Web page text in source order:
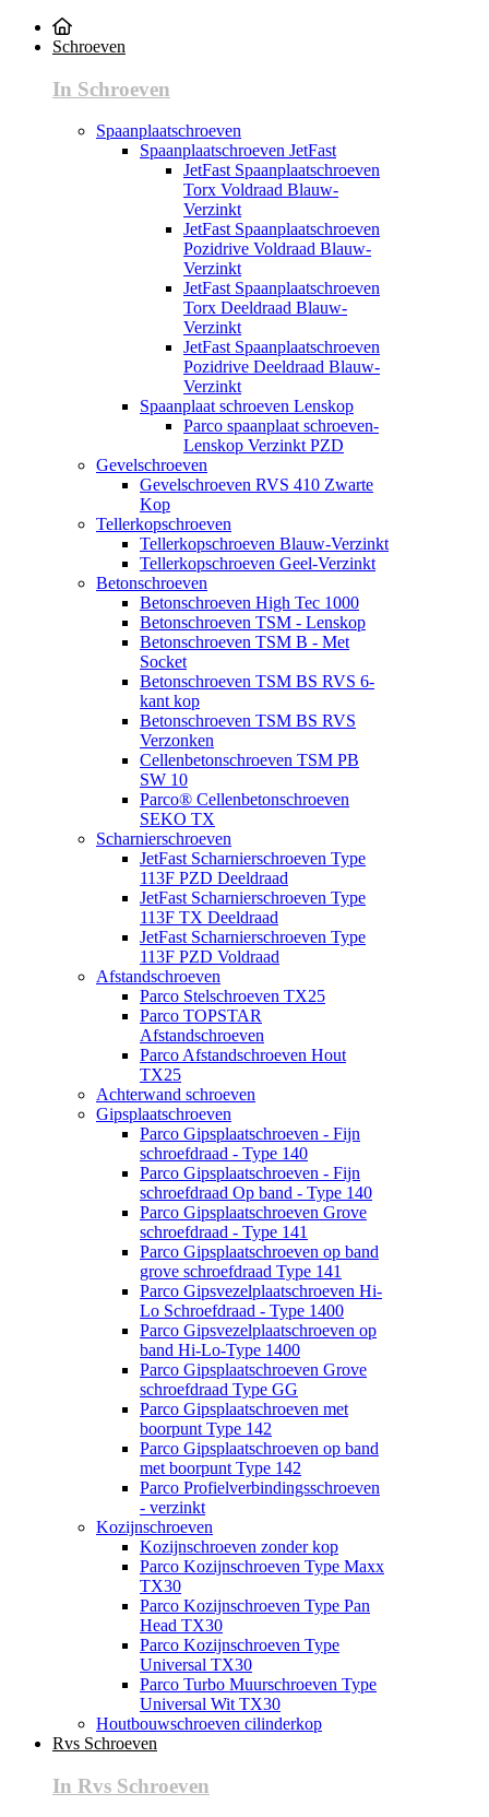
Schroeven
In Schroeven
Spaanplaatschroeven
Spaanplaatschroeven JetFast
JetFast Spaanplaatschroeven
Torx Voldraad Blauw-
Verzinkt
JetFast Spaanplaatschroeven
Pozidrive Voldraad Blauw-
Verzinkt
JetFast Spaanplaatschroeven
Torx Deeldraad Blauw-
Verzinkt
JetFast Spaanplaatschroeven
Pozidrive Deeldraad Blauw-
Verzinkt
Spaanplaat schroeven Lenskop
Parco spaanplaat schroeven-
Lenskop Verzinkt PZD
Gevelschroeven
Gevelschroeven RVS 410 Zwarte
Kop
Tellerkopschroeven
Tellerkopschroeven Blauw-Verzinkt
Tellerkopschroeven Geel-Verzinkt
Betonschroeven
Betonschroeven High Tec 1000
Betonschroeven TSM - Lenskop
Betonschroeven TSM B - Met
Socket
Betonschroeven TSM BS RVS 6-
kant kop
Betonschroeven TSM BS RVS
Verzonken
Cellenbetonschroeven TSM PB
SW 10
Parco® Cellenbetonschroeven
SEKO TX
Scharnierschroeven
JetFast Scharnierschroeven Type
113F PZD Deeldraad
JetFast Scharnierschroeven Type
113F TX Deeldraad
JetFast Scharnierschroeven Type
113F PZD Voldraad
Afstandschroeven
Parco Stelschroeven TX25
Parco TOPSTAR
Afstandschroeven
Parco Afstandschroeven Hout
TX25
Achterwand schroeven
Gipsplaatschroeven
Parco Gipsplaatschroeven - Fijn
schroefdraad - Type 140
Parco Gipsplaatschroeven - Fijn
schroefdraad Op band - Type 140
Parco Gipsplaatschroeven Grove
schroefdraad - Type 141
Parco Gipsplaatschroeven op band
grove schroefdraad Type 141
Parco Gipsvezelplaatschroeven Hi-
Lo Schroefdraad - Type 1400
Parco Gipsvezelplaatschroeven op
band Hi-Lo-Type 1400
Parco Gipsplaatschroeven Grove
schroefdraad Type GG
Parco Gipsplaatschroeven met
boorpunt Type 142
Parco Gipsplaatschroeven op band
met boorpunt Type 142
Parco Profielverbindingsschroeven
- verzinkt
Kozijnschroeven
Kozijnschroeven zonder kop
Parco Kozijnschroeven Type Maxx
TX30
Parco Kozijnschroeven Type Pan
Head TX30
Parco Kozijnschroeven Type
Universal TX30
Parco Turbo Muurschroeven Type
Universal Wit TX30
Houtbouwschroeven cilinderkop
Rvs Schroeven
In Rvs Schroeven